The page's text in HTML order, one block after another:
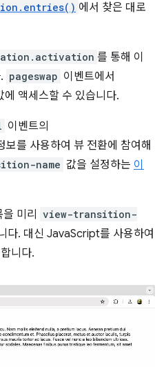
에서 찾은 대로
를 통해 이
pageswap 이벤트에서
에 액세스할 수 있습니다.
이벤트의
보를 사용하여 뷰 전환에 참여해
name 값을 설정하는 이
미리
view-transition-
다. 대신 JavaScript를 사용하여
니다.